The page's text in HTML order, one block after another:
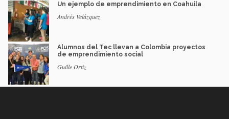
Un ejemplo de emprendimiento en Coahuila
Andrés Velázquez
Alumnos del Tec llevan a Colombia proyectos
de emprendimiento social
Guille Ortiz